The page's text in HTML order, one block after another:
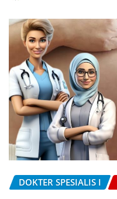
DOKTER SPESIALIS I